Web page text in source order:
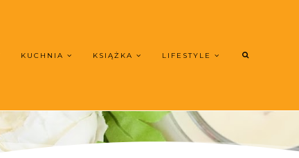
KUCHNIA KSIĄŻKA LIFESTYLE